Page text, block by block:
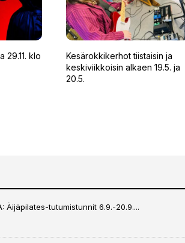
29.11. klo
Kesärokkikerhot tiistaisin ja
keskiviikkoisin alkaen 19.5. ja
20.5.
Äijäpilates-tutumistunnit 6.9.-20.9....